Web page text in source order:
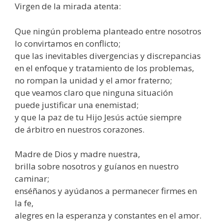
Virgen de la mirada atenta:
Que ningún problema planteado entre nosotros
lo convirtamos en conflicto;
que las inevitables divergencias y discrepancias
en el enfoque y tratamiento de los problemas,
no rompan la unidad y el amor fraterno;
que veamos claro que ninguna situación
puede justificar una enemistad;
y que la paz de tu Hijo Jesús actúe siempre
de árbitro en nuestros corazones.
Madre de Dios y madre nuestra,
brilla sobre nosotros y guíanos en nuestro
caminar;
enséñanos y ayúdanos a permanecer firmes en
la fe,
alegres en la esperanza y constantes en el amor.